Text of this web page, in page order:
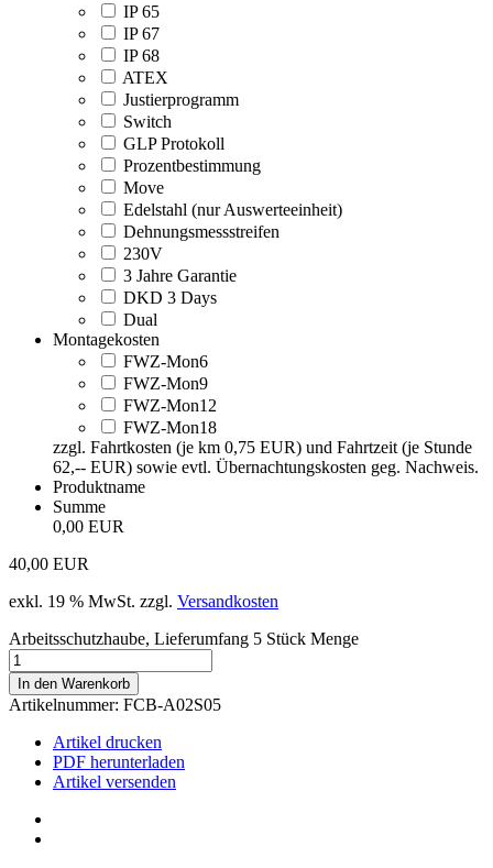
IP 65
IP 67
IP 68
ATEX
Justierprogramm
Switch
GLP Protokoll
Prozentbestimmung
Move
Edelstahl (nur Auswerteeinheit)
Dehnungsmessstreifen
230V
3 Jahre Garantie
DKD 3 Days
Dual
Montagekosten
FWZ-Mon6
FWZ-Mon9
FWZ-Mon12
FWZ-Mon18
zzgl. Fahrtkosten (je km 0,75 EUR) und Fahrtzeit (je Stunde
62,-- EUR) sowie evtl. Übernachtungskosten geg. Nachweis.
Produktname
Summe
0,00 EUR
40,00 EUR
exkl. 19 % MwSt. zzgl. Versandkosten
Arbeitsschutzhaube, Lieferumfang 5 Stück Menge
In den Warenkorb
Artikelnummer: FCB-A02S05
Artikel drucken
PDF herunterladen
Artikel versenden